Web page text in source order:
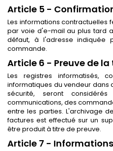
Article 5 -
Les informations contractuelles
par voie d'e-mail au plus tard
défaut, à l'adresse
commande.
Article 6 - Preuve de
Les registres informatisés,
informatiques du vendeur dans
sécurité, seront
communications, des
entre les parties. L'archivage
factures est effectué sur un
être produit à titre de preuve.
Article 7 -